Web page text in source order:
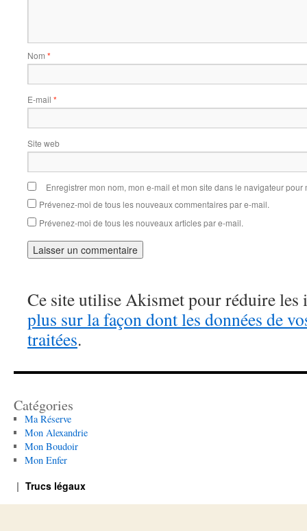
Nom *
E-mail *
Site web
Enregistrer mon nom, mon e-mail et mon site dans le navigateur
Prévenez-moi de tous les nouveaux commentaires par e-mail.
Prévenez-moi de tous les nouveaux articles par e-mail.
Ce site utilise Akismet pour réduire les
plus sur la façon dont les données de
traitées.
Catégories
Ma Réserve
Mon Alexandrie
Mon Boudoir
Mon Enfer
Trucs légaux